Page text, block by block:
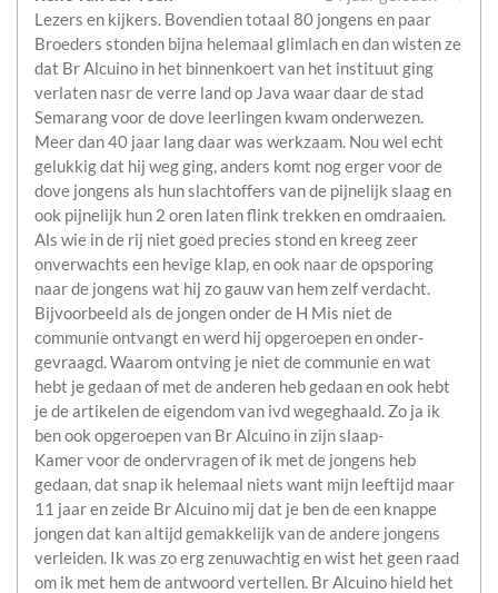
Lezers en kijkers. Bovendien totaal 80 jongens en paar
Broeders stonden bijna helemaal glimlach en dan wisten ze
dat Br Alcuino in het binnenkoert van het instituut ging
verlaten nasr de verre land op Java waar daar de stad
Semarang voor de dove leerlingen kwam onderwezen.
Meer dan 40 jaar lang daar was werkzaam. Nou wel echt
gelukkig dat hij weg ging, anders komt nog erger voor de
dove jongens als hun slachtoffers van de pijnelijk slaag en
ook pijnelijk hun 2 oren laten flink trekken en omdraaien.
Als wie in de rij niet goed precies stond en kreeg zeer
onverwachts een hevige klap, en ook naar de opsporing
naar de jongens wat hij zo gauw van hem zelf verdacht.
Bijvoorbeeld als de jongen onder de H Mis niet de
communie ontvangt en werd hij opgeroepen en onder-
gevraagd. Waarom ontving je niet de communie en wat
hebt je gedaan of met de anderen heb gedaan en ook hebt
je de artikelen de eigendom van ivd wegeghaald. Zo ja ik
ben ook opgeroepen van Br Alcuino in zijn slaap-
Kamer voor de ondervragen of ik met de jongens heb
gedaan, dat snap ik helemaal niets want mijn leeftijd maar
11 jaar en zeide Br Alcuino mij dat je ben de een knappe
jongen dat kan altijd gemakkelijk van de andere jongens
verleiden. Ik was zo erg zenuwachtig en wist het geen raad
om ik met hem de antwoord vertellen. Br Alcuino hield het